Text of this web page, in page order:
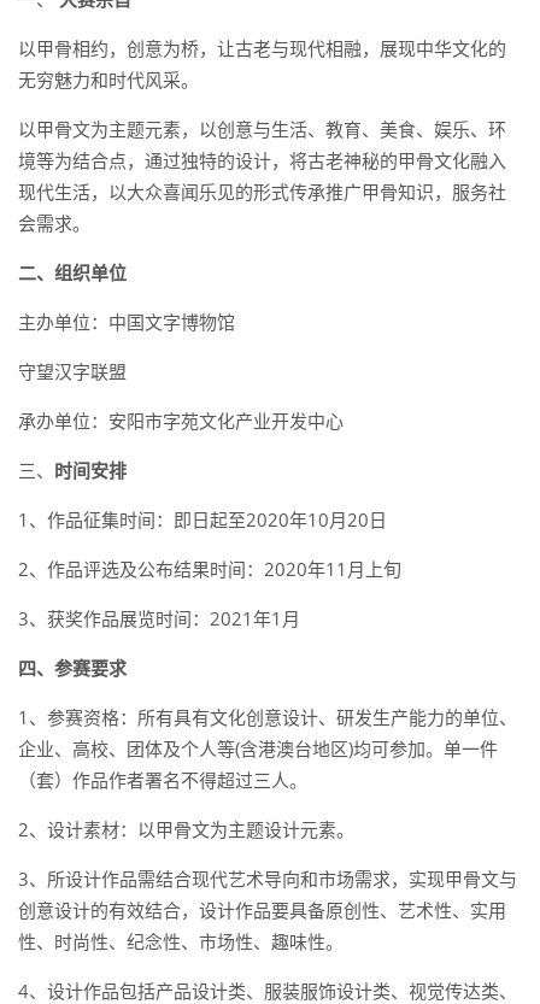
以甲骨相约，创意为桥，让古老与现代相融，展现中华文化的
无穷魅力和时代风采。
以甲骨文为主题元素，以创意与生活、教育、美食、娱乐、环
境等为结合点，通过独特的设计，将古老神秘的甲骨文化融入
现代生活，以大众喜闻乐见的形式传承推广甲骨知识，服务社
会需求。
二、组织单位
主办单位：中国文字博物馆
守望汉字联盟
承办单位：安阳市字苑文化产业开发中心
三、 时间安排
1、作品征集时间：即日起至2020年10月20日
2、作品评选及公布结果时间：2020年11月上旬
3、获奖作品展览时间：2021年1月
四、参赛要求
1、参赛资格：所有具有文化创意设计、研发生产能力的单位、
企业、高校、团体及个人等(含港澳台地区)均可参加。单一件
（套）作品作者署名不得超过三人。
2、设计素材：以甲骨文为主题设计元素。
3、所设计作品需结合现代艺术导向和市场需求，实现甲骨文与
创意设计的有效结合，设计作品要具备原创性、艺术性、实用
性、时尚性、纪念性、市场性、趣味性。
4、设计作品包括产品设计类、服装服饰设计类、视觉传达类、